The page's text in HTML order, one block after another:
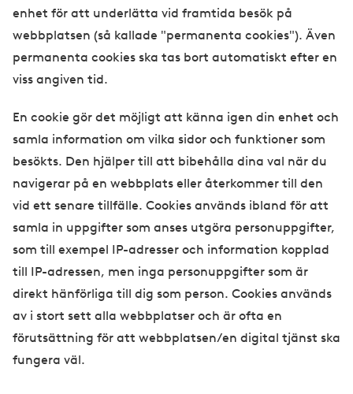
enhet för att underlätta vid framtida besök på
webbplatsen (så kallade "permanenta cookies"). Även
permanenta cookies ska tas bort automatiskt efter en
viss angiven tid.
En cookie gör det möjligt att känna igen din enhet och
samla information om vilka sidor och funktioner som
besökts. Den hjälper till att bibehålla dina val när du
navigerar på en webbplats eller återkommer till den
vid ett senare tillfälle. Cookies används ibland för att
samla in uppgifter som anses utgöra personuppgifter,
som till exempel IP-adresser och information kopplad
till IP-adressen, men inga personuppgifter som är
direkt hänförliga till dig som person. Cookies används
av i stort sett alla webbplatser och är ofta en
förutsättning för att webbplatsen/en digital tjänst ska
fungera väl.